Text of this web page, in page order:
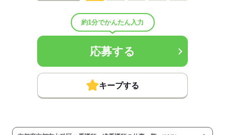
■試用期間中の労働条件：■その他手当：
・訪問件数手当（1件あたり）
1～100件/650円
101件以上/700円
日祝/2,100円
平日30分未満/300円
（単独での訪問勤務開始時から支給）
※固定残業代は訪問連絡手当という名称で支給されます
約1分でかんたん入力
応募する
キープする